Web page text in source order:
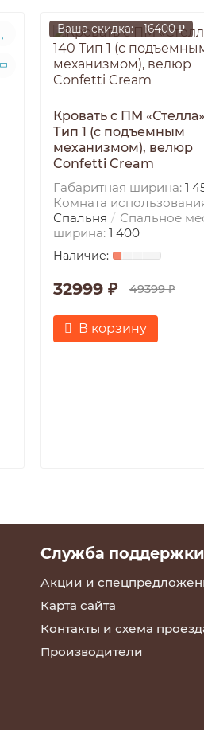
Ваша скидка: - 16400 ₽
Кровать с ПМ
Тип 1 (с подъемным
механизмом), велюр
Confetti Cream
Габаритная ширина: 1
Комната
Спальня
Спальное
ширина: 1 400
32999 ₽ 49399 ₽
В корзину
Служба поддержки
Акции и
Карта сайта
Контакты и схема
Производители